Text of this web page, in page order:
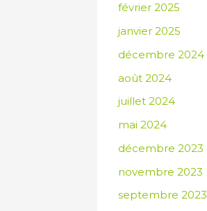
février 2025
janvier 2025
décembre 2024
août 2024
juillet 2024
mai 2024
décembre 2023
novembre 2023
septembre 2023